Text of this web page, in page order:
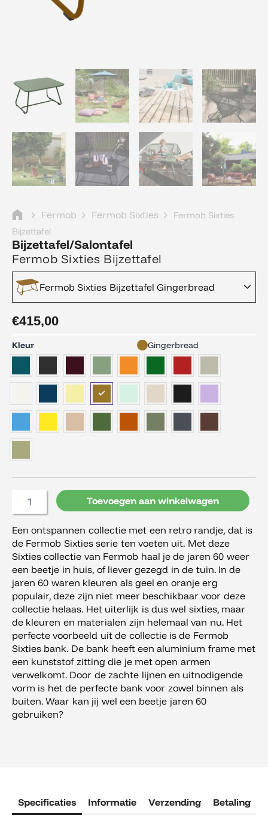
Fermob Fermob Sixties
Fermob Sixties
Bijzettafel
Bijzettafel/Salontafel
Fermob Sixties Bijzettafel
Fermob Sixties Bijzettafel Gingerbread
€415,00
Kleur Gingerbread
Fermob
Sixties
Toevoegen aan winkelwagen
Een ontspannen collectie met een retro randje, dat is
de Fermob Sixties serie ten voeten uit. Met deze
Sixties collectie van Fermob haal je de jaren 60 weer
een beetje in huis, of liever gezegd in de tuin. In de
jaren 60 waren kleuren als geel en oranje erg
populair, deze zijn niet meer beschikbaar voor deze
collectie helaas. Het uiterlijk is dus wel sixties, maar
de kleuren en materialen zijn helemaal van nu. Het
perfecte voorbeeld uit de collectie is de Fermob
Sixties bank. De bank heeft een aluminium frame met
een kunststof zitting die je met open armen
verwelkomt. Door de zachte lijnen en uitnodigende
vorm is het de perfecte bank voor zowel binnen als
buiten. Waar kan jij wel een beetje jaren 60
gebruiken?
Specificaties Informatie Verzending Betaling